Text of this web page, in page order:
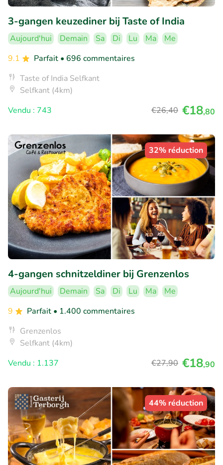
3-gangen keuzediner bij Taste of India
Aujourd'hui Demain Sa Di Lu Ma
Me
9.1
Parfait • 696 commentaires
Taste of India Selfkant
Selfkant (4km)
Vendu : 743
€26,40 €18,80
32% réduction
4-gangen schnitzeldiner bij Grenzenlos
Aujourd'hui Demain Sa Di Lu Ma
Me
9
Parfait • 1.400 commentaires
Grenzenlos
Selfkant (4km)
Vendu : 1.137
€27,90 €18,90
44% réduction